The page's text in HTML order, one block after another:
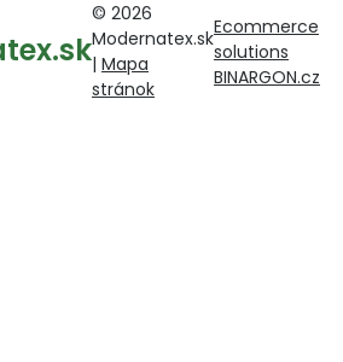
© 2026
Modernatex.sk
| Mapa
stránok
Ecommerce
solutions
BINARGON.cz